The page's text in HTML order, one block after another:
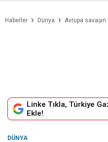
Haberler Dünya Avrupa
Linke Tıkla, Türkiye
Ekle!
DÜNYA